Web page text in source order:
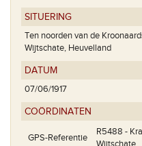
SITUERING
Ten noorden van de
Wijtschate, Heuvelland
DATUM
07/06/1917
COÖRDINATEN
GPS-Referentie
R5488 -